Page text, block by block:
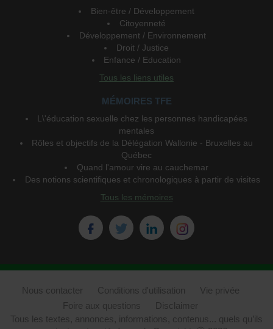
Bien-être / Développement
Citoyenneté
Développement / Environnement
Droit / Justice
Enfance / Education
Tous les liens utiles
MÉMOIRES TFE
L\'éducation sexuelle chez les personnes handicapées
mentales
Rôles et objectifs de la Délégation Wallonie - Bruxelles au
Québec
Quand l'amour vire au cauchemar
Des notions scientifiques et chronologiques à partir de visites
Tous les mémoires
Nous contacter Conditions d'utilisation
Vie privée
Foire aux questions
Disclaimer
Tous les textes, annonces, informations, contenus... quels qu’ils